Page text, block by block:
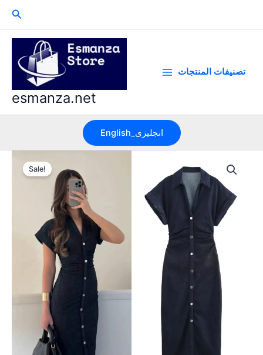
Search
esmanza.net
تصنيفات المنتجات
English_انجليزى
Sale!